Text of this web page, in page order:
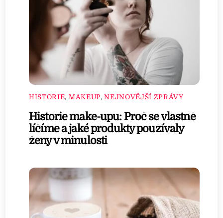
HISTORIE, MAKEUP,NEJNOVĚJŠÍ ZPRÁVY
Historie make-upu: Proč se vlastně
líčíme a jaké produkty používaly
ženy v minulosti